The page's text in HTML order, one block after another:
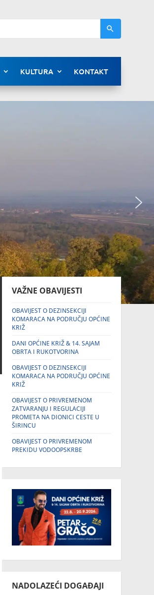
KULTURA KONTAKT
VAŽNE OBAVIJESTI
OBAVIJEST O DEZINSEKCIJI
KOMARACA NA PODRUČJU OPĆINE
KRIŽ
DANI OPĆINE KRIŽ & 14. SAJAM
OBRTA I RUKOTVORINA
OBAVIJEST O DEZINSEKCIJI
KOMARACA NA PODRUČJU OPĆINE
KRIŽ
OBAVIJEST O PRIVREMENOM
ZATVARANJU I REGULACIJI
PROMETA NA DIONICI CESTE U
ŠIRINCU
OBAVIJEST O PRIVREMENOM
PREKIDU VODOOPSKRBE
NADOLAZEĆI DOGAĐAJI